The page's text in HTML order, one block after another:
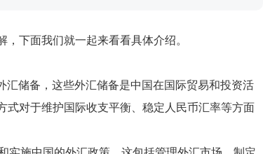
下面我们就一起来看看具体介绍。
汇储备，这些外汇储备是中国在国际贸易和投资活
对于维护国际收支平衡、稳定人民币汇率等方面